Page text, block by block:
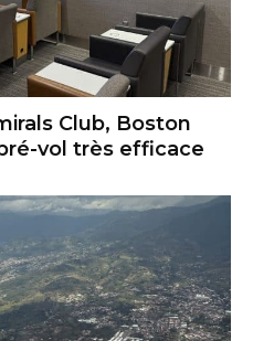
Club, Boston
vol très efficace